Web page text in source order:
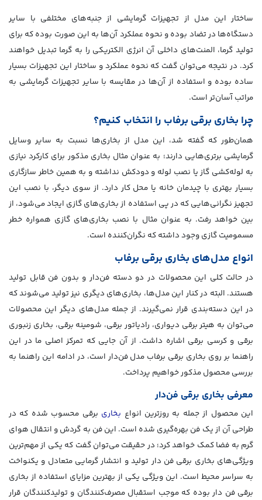
ساختار این مدل از تجهیزات گرمایشی از جنبه‌های مختلفی با سایر
دستگاه‌ها در تضاد بوده و نحوه عملکرد آن‌ها به این صورت بوده که برای
تولید گرما، المنت‌های داخلی آن انرژی الکتریکی را به گرما تبدیل خواهند
کرد. در نتیجه می‌توان گفت که نحوه عملکرد و ساختار این تجهیزات بسیار
ساده بوده و استفاده از آن‌ها در مقایسه با سایر تجهیزات گرمایشی به
مراتب آسان‌تر است.
چرا بخاری برقی برفاب را انتخاب کنیم؟
همان‌طور که گفته شد، این مدل از بخاری‌ها نسبت به سایر وسایل
گرمایشی برتری‌هایی دارند؛ به عنوان مثال بخاری مذکور برای کارکرد نیازی
به لوله‌کشی گاز یا نصب لوله و دودکش نداشته و به همین خاطر سازگاری
بسیار بهتری با چیدمان خانه یا محل کار دارد. از سوی دیگر، با نصب این
تجهیز نگرانی‌هایی که در پی استفاده از بخاری‌های گازی ایجاد می‌شود، از
بین خواهد رفت. به عنوان مثال با نصب بخاری‌های گازی همواره خطر
مسمومیت گازی وجود داشته که نگران‌کننده است.
انواع مدل‌های بخاری برقی برفاب
در حالت کلی این محصولات در دو دسته فن‌دار و بدون فن قابل تولید
هستند. البته در کنار این مدل‌ها، بخاری‌های دیگری نیز تولید می‌شوند که
در این دسته‌بندی قرار نمی‌گیرند. از جمله مدل‌های دیگر این محصولات
می‌توان به هیتر برقی دیواری، رادیاتور برقی، شومینه برقی، بخاری زنبوری
برقی و کرسی برقی اشاره داشت. از آن جایی که تمرکز اصلی ما در این
راهنما بر روی بخاری برقی برفاب مدل فن‌دار است، در ادامه این راهنما به
بررسی محصول مذکور خواهیم پرداخت.
معرفی بخاری برقی فن‌دار
این محصول از جمله به روزترین انواع بخاری برقی محسوب شده که در
طراحی آن از یک فن بهره‌گیری شده است. این فن به گردش و انتقال هوای
گرم به فضا کمک خواهد کرد؛ در حقیقت می‌توان گفت که یکی از مهم‌ترین
ویژگی‌های بخاری برقی فن دار تولید و انتشار گرمایی متعادل و یکنواخت
به سراسر محیط است. این ویژگی یکی از بهترین مزایای استفاده از بخاری
برقی فن دار بوده که موجب استقبال مصرف‌کنندگان و تولیدکنندگان قرار